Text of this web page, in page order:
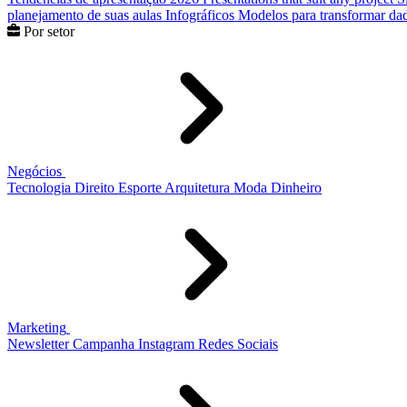
planejamento de suas aulas Infográficos Modelos para transformar
Por setor
Negócios
Tecnologia Direito Esporte Arquitetura Moda Dinheiro
Marketing
Newsletter Campanha Instagram Redes Sociais